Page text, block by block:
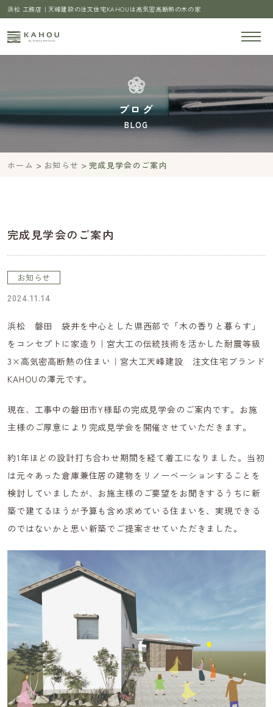
浜松 工務店｜天峰建設の注文住宅KAHOUは高気密高断熱の木の家
ブログ
BLOG
ホーム > お知らせ >完成見学会のご案内
完成見学会のご案内
お知らせ
2024.11.14
浜松 磐田 袋井を中心とした県西部で「木の香りと暮らす」
をコンセプトに家造り｜宮大工の伝統技術を活かした耐震等級
3×高気密高断熱の住まい｜宮大工天峰建設 注文住宅ブランド
KAHOUの澤元です。
現在、工事中の磐田市Y様邸の完成見学会のご案内です。お施
主様のご厚意により完成見学会を開催させていただきます。
約1年ほどの設計打ち合わせ期間を経て着工になりました。当初
は元々あった倉庫兼住居の建物をリノーベーションすることを
検討していましたが、お施主様のご要望をお聞きするうちに新
築で建てるほうが予算も含め求めている住まいを、実現できる
のではないかと思い新築でご提案させていただきました。